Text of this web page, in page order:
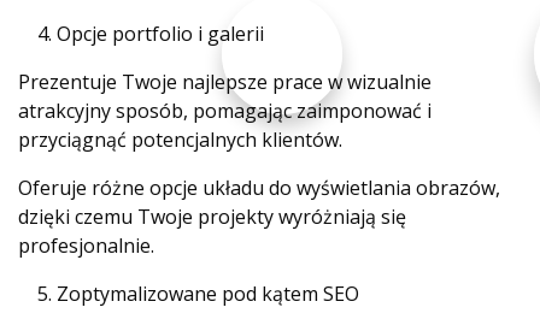
Opcje portfolio i galerii
Prezentuje Twoje najlepsze prace w wizualnie
atrakcyjny sposób, pomagając zaimponować i
przyciągnąć potencjalnych klientów.
Oferuje różne opcje układu do wyświetlania obrazów,
dzięki czemu Twoje projekty wyróżniają się
profesjonalnie.
Zoptymalizowane pod kątem SEO